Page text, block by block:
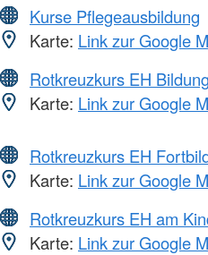
Kurse Pflegeausbildung
Karte: Link zur Google
Rotkreuzkurs EH
Karte: Link zur Google
Rotkreuzkurs EH
Karte: Link zur Google
Rotkreuzkurs EH am
Karte: Link zur Google